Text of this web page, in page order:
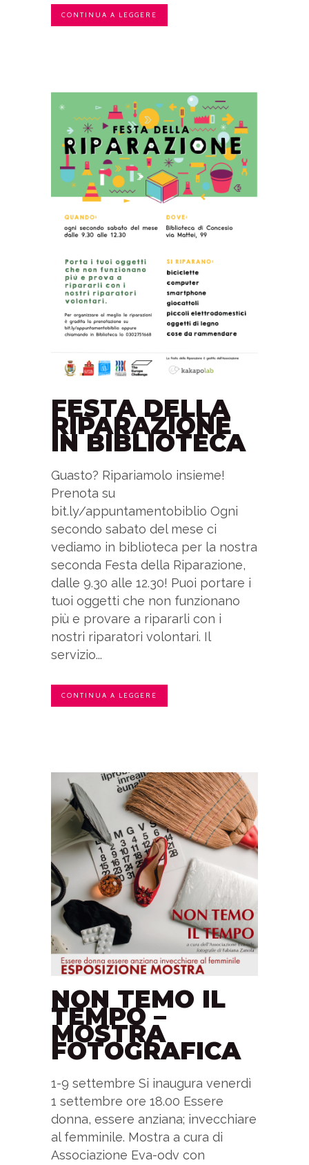
CONTINUA A LEGGERE
FESTA DELLA
RIPARAZIONE
IN BIBLIOTECA
Guasto? Ripariamolo insieme!
Prenota su
bit.ly/appuntamentobiblio Ogni
secondo sabato del mese ci
vediamo in biblioteca per la nostra
seconda Festa della Riparazione,
dalle 9.30 alle 12.30! Puoi portare i
tuoi oggetti che non funzionano
più e provare a ripararli con i
nostri riparatori volontari. Il
servizio...
CONTINUA A LEGGERE
NON TEMO IL
TEMPO –
MOSTRA
FOTOGRAFICA
1-9 settembre Si inaugura venerdì
1 settembre ore 18.00 Essere
donna, essere anziana; invecchiare
al femminile. Mostra a cura di
Associazione Eva-odv con